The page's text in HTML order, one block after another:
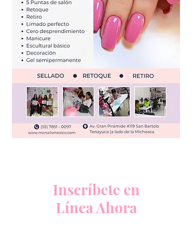
Inscríbete en
Línea Ahora